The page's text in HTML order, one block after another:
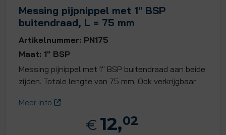
Messing pijpnippel met 1" BSP
buitendraad, L = 75 mm
Artikelnummer: PN175
Maat: 1" BSP
Messing pijnippel met 1" BSP buitendraad aan beide
zijden. Totale lengte van 75 mm. Ook verkrijgbaar
Meer info
€ 12,02